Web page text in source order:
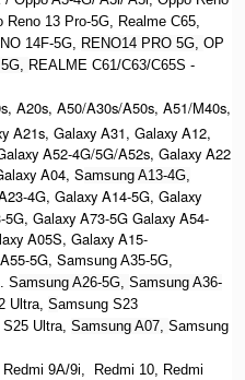
13 Pro-5G, Realme C65,
14F-5G, RENO14 PRO 5G, OP
REALME C61/C63/C65S -
A20s, A50/A30s/A50s, A51/M40s,
A21s, Galaxy A31, Galaxy A12,
A52-4G/5G/A52s, Galaxy A22
A04, Samsung A13-4G,
4G, Galaxy A14-5G, Galaxy
Galaxy A73-5G Galaxy A54-
A05S, Galaxy A15-
5G, Samsung A35-5G,
Samsung A26-5G, Samsung A36-
Ultra, Samsung S23
Ultra, Samsung A07, Samsung
Redmi 9A/9i, Redmi 10, Redmi